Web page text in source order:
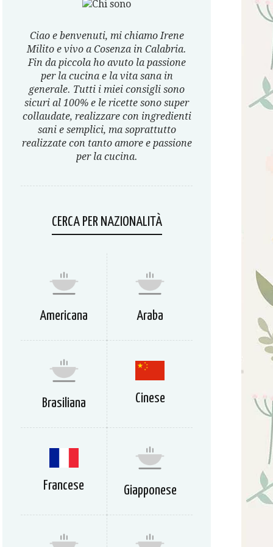
Ciao e benvenuti, mi chiamo Irene
Milito e vivo a Cosenza in Calabria.
Fin da piccola ho avuto la passione
per la cucina e la vita sana in
generale. Tutti i miei consigli sono
sicuri al 100% e le ricette sono super
collaudate, realizzare con ingredienti
sani e semplici, ma soprattutto
realizzate con tanto amore e passione
per la cucina.
CERCA PER NAZIONALITÀ
Americana Araba
Brasiliana Cinese
Francese Giapponese